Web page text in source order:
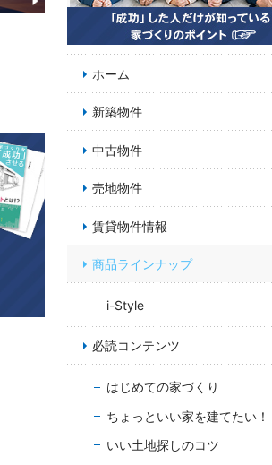
ホーム
新築物件
中古物件
売地物件
賃貸物件情報
商品ラインナップ
i-Style
必読コンテンツ
はじめての家づくり
ちょっといい家を建てたい！
いい土地探しのコツ